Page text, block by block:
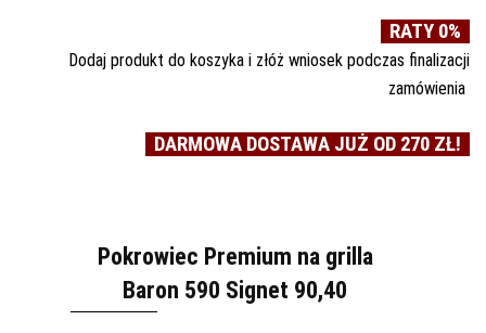
RATY 0%
Dodaj produkt do koszyka i złóż wniosek podczas finalizacji
zamówienia
DARMOWA DOSTAWA JUŻ OD 270 ZŁ!
Pokrowiec Premium na grilla
Baron 590 Signet 90,40